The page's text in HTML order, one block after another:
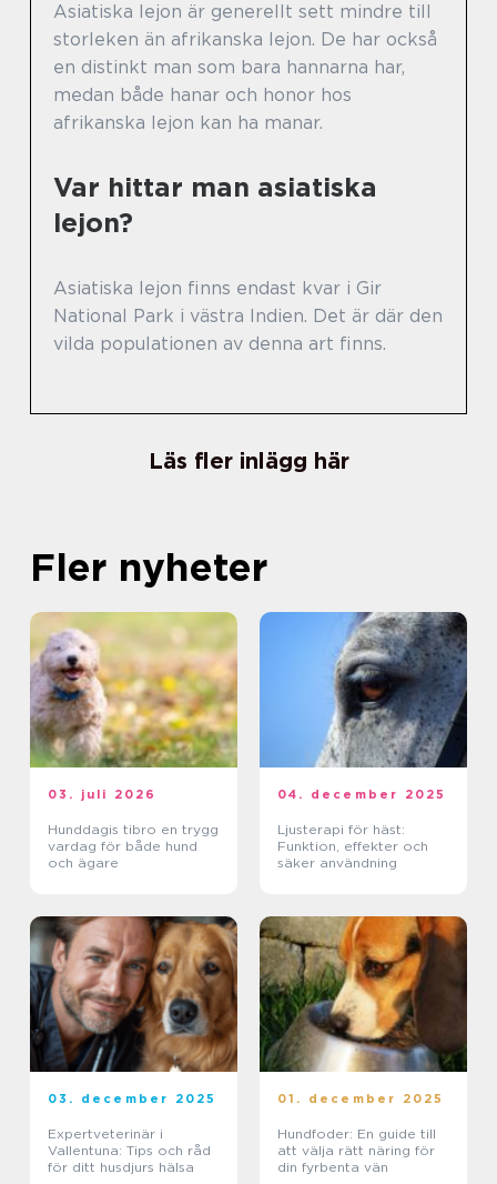
Asiatiska lejon är generellt sett mindre till
storleken än afrikanska lejon. De har också
en distinkt man som bara hannarna har,
medan både hanar och honor hos
afrikanska lejon kan ha manar.
Var hittar man asiatiska
lejon?
Asiatiska lejon finns endast kvar i Gir
National Park i västra Indien. Det är där den
vilda populationen av denna art finns.
Läs fler inlägg här
Fler nyheter
03. juli 2026
Hunddagis tibro en trygg
vardag för både hund
och ägare
04. december 2025
Ljusterapi för häst:
Funktion, effekter och
säker användning
03. december 2025
Expertveterinär i
Vallentuna: Tips och råd
för ditt husdjurs hälsa
01. december 2025
Hundfoder: En guide till
att välja rätt näring för
din fyrbenta vän